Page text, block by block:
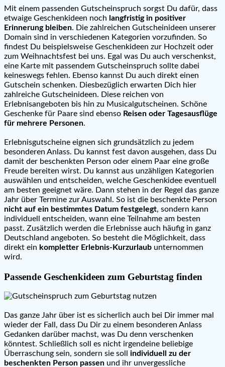
Mit einem passenden Gutscheinspruch sorgst Du dafür, dass
etwaige Geschenkideen noch langfristig in positiver
Erinnerung bleiben. Die zahlreichen Gutscheinideen unserer
Domain sind in verschiedenen Kategorien vorzufinden. So
findest Du beispielsweise Geschenkideen zur Hochzeit oder
zum Weihnachtsfest bei uns. Egal was Du auch verschenkst,
eine Karte mit passendem Gutscheinspruch sollte dabei
keineswegs fehlen. Ebenso kannst Du auch direkt einen
Gutschein schenken. Diesbezüglich erwarten Dich hier
zahlreiche Gutscheinideen. Diese reichen von
Erlebnisangeboten bis hin zu Musicalgutscheinen. Schöne
Geschenke für Paare sind ebenso Reisen oder Tagesausflüge
für mehrere Personen.
Erlebnisgutscheine eignen sich grundsätzlich zu jedem
besonderen Anlass. Du kannst fest davon ausgehen, dass Du
damit der beschenkten Person oder einem Paar eine große
Freude bereiten wirst. Du kannst aus unzähligen Kategorien
auswählen und entscheiden, welche Geschenkidee eventuell
am besten geeignet wäre. Dann stehen in der Regel das ganze
Jahr über Termine zur Auswahl. So ist die beschenkte Person
nicht auf ein bestimmtes Datum festgelegt, sondern kann
individuell entscheiden, wann eine Teilnahme am besten
passt. Zusätzlich werden die Erlebnisse auch häufig in ganz
Deutschland angeboten. So besteht die Möglichkeit, dass
direkt ein kompletter Erlebnis-Kurzurlaub unternommen
wird.
Passende Geschenkideen zum Geburtstag finden
Das ganze Jahr über ist es sicherlich auch bei Dir immer mal
wieder der Fall, dass Du Dir zu einem besonderen Anlass
Gedanken darüber machst, was Du denn verschenken
könntest. Schließlich soll es nicht irgendeine beliebige
Überraschung sein, sondern sie soll individuell zu der
beschenkten Person passen und ihr unvergessliche